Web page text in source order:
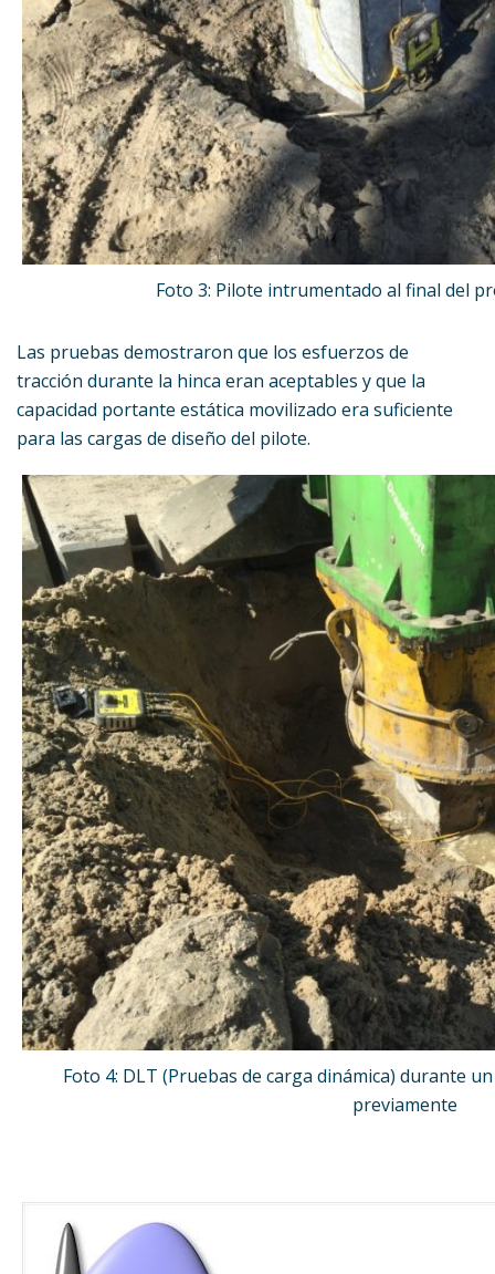
Foto 3: Pilote intrumentado al final del
Las pruebas demostraron que los esfuerzos de
tracción durante la hinca eran aceptables y que la
capacidad portante estática movilizado era suficiente
para las cargas de diseño del pilote.
Foto 4: DLT (Pruebas de carga dinámica) durante
previamente